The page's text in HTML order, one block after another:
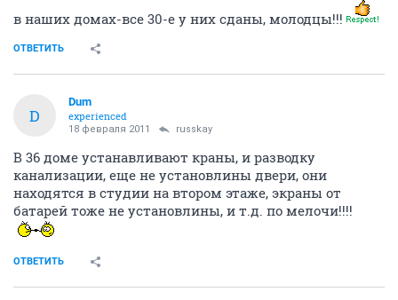
member
строители сидят, а там в чём загвоздка, почему не
дают ключи? Он же начал строиться раньше гораздо,
когда мы брали ростверк 33-го там уже коробка была
почти готова и риэлторы нам божились, что в январе
2010 в юстицию пойдёте если там купите
, но там
не было квартир. Чего там тянут? Кстати в агенствах
любо-дорого смотреть списки квартир, продаваемых
в наших домах-все 30-е у них сданы, молодцы!!!